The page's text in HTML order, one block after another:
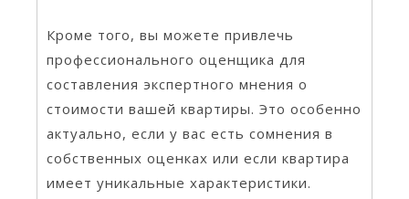
Кроме того, вы можете привлечь
профессионального оценщика для
составления экспертного мнения о
стоимости вашей квартиры. Это особенно
актуально, если у вас есть сомнения в
собственных оценках или если квартира
имеет уникальные характеристики.